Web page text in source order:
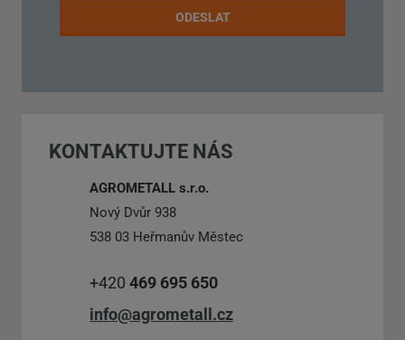
ODESLAT
se
odeslat.
KONTAKTUJTE NÁS
AGROMETALL s.r.o.
Nový Dvůr 938
538 03 Heřmanův Městec
+420 469 695 650
info@agrometall.cz